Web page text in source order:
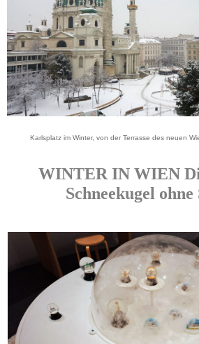
Karlsplatz im Winter, von der Terrasse des neuen
WINTER IN WIEN
Schneekugel ohne